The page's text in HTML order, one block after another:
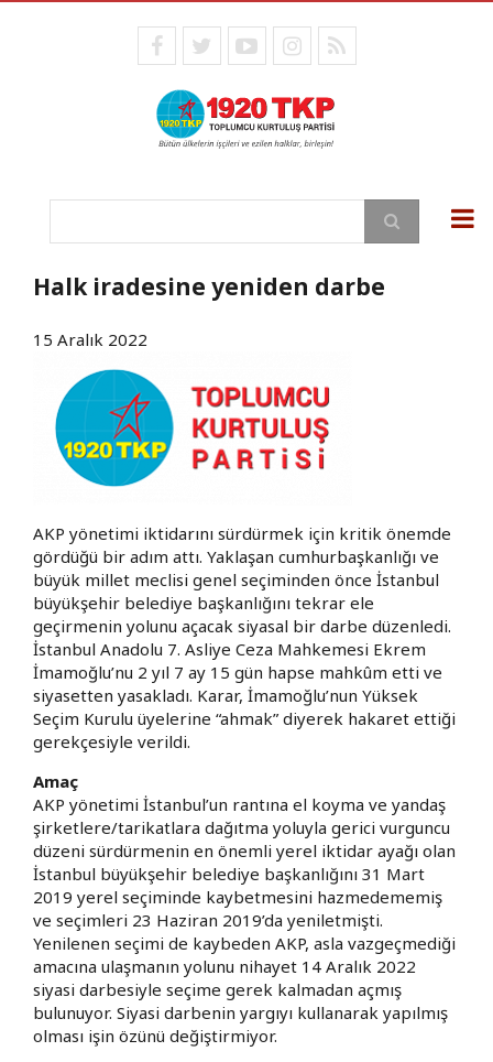
facebooktwitteryoutubeinstagram
RSS
Ara
Halk iradesine yeniden darbe
15 Aralık 2022
AKP yönetimi iktidarını sürdürmek için kritik önemde
gördüğü bir adım attı. Yaklaşan cumhurbaşkanlığı ve
büyük millet meclisi genel seçiminden önce İstanbul
büyükşehir belediye başkanlığını tekrar ele
geçirmenin yolunu açacak siyasal bir darbe düzenledi.
İstanbul Anadolu 7. Asliye Ceza Mahkemesi Ekrem
İmamoğlu’nu 2 yıl 7 ay 15 gün hapse mahkûm etti ve
siyasetten yasakladı. Karar, İmamoğlu’nun Yüksek
Seçim Kurulu üyelerine “ahmak” diyerek hakaret ettiği
gerekçesiyle verildi.
Amaç
AKP yönetimi İstanbul’un rantına el koyma ve yandaş
şirketlere/tarikatlara dağıtma yoluyla gerici vurguncu
düzeni sürdürmenin en önemli yerel iktidar ayağı olan
İstanbul büyükşehir belediye başkanlığını 31 Mart
2019 yerel seçiminde kaybetmesini hazmedememiş
ve seçimleri 23 Haziran 2019’da yeniletmişti.
Yenilenen seçimi de kaybeden AKP, asla vazgeçmediği
amacına ulaşmanın yolunu nihayet 14 Aralık 2022
siyasi darbesiyle seçime gerek kalmadan açmış
bulunuyor. Siyasi darbenin yargıyı kullanarak yapılmış
olması işin özünü değiştirmiyor.